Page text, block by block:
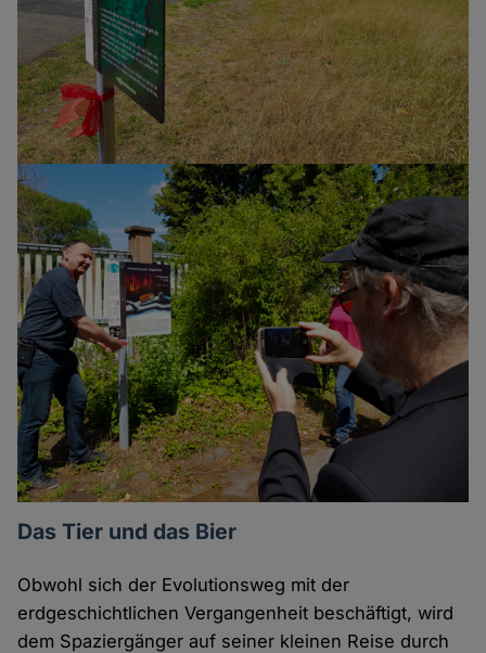
Das Tier und das Bier
Obwohl sich der Evolutionsweg mit der
erdgeschichtlichen Vergangenheit beschäftigt, wird
dem Spaziergänger auf seiner kleinen Reise durch